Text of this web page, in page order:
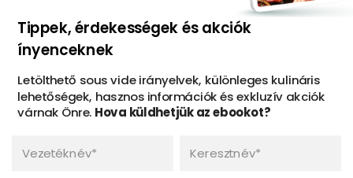
Tippek, érdekességek és akciók
ínyenceknek
Letölthető sous vide irányelvek, különleges kulináris
lehetőségek, hasznos információk és exkluzív akciók
várnak Önre. Hova küldhetjük az ebookot?